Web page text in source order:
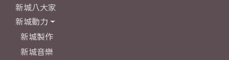
新城八大家
新城動力
新城製作
新城音樂